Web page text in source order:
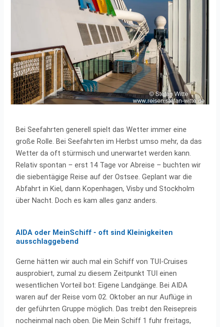
Bei Seefahrten generell spielt das Wetter immer eine
große Rolle. Bei Seefahrten im Herbst umso mehr, da das
Wetter da oft stürmisch und unerwartet werden kann.
Relativ spontan – erst 14 Tage vor Abreise – buchten wir
die siebentägige Reise auf der Ostsee. Geplant war die
Abfahrt in Kiel, dann Kopenhagen, Visby und Stockholm
über Nacht. Doch es kam alles ganz anders.
AIDA oder MeinSchiff - oft sind Kleinigkeiten
ausschlaggebend
Gerne hätten wir auch mal ein Schiff von TUI-Cruises
ausprobiert, zumal zu diesem Zeitpunkt TUI einen
wesentlichen Vorteil bot: Eigene Landgänge. Bei AIDA
waren auf der Reise vom 02. Oktober an nur Auflüge in
der geführten Gruppe möglich. Das treibt den Reisepreis
nocheinmal nach oben. Die Mein Schiff 1 fuhr freitags,